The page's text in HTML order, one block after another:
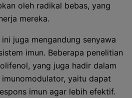
oleh radikal bebas, yang
mereka.
juga mengandung senyawa
imun. Beberapa penelitian
yang juga hadir dalam
yaitu dapat
imun agar lebih efektif.